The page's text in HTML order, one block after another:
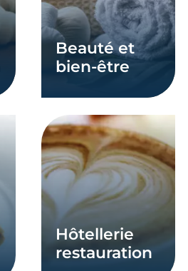
beauté et
bien-être
hôtellerie
restauration
En savoir plus